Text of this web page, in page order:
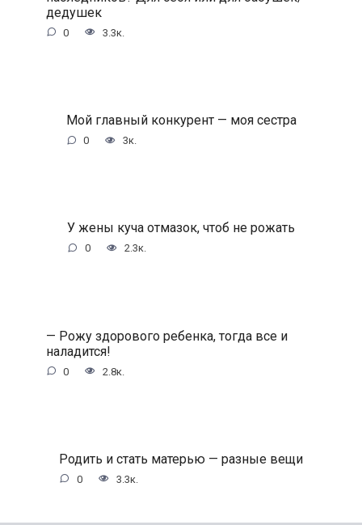
дедушек
0 3.3к.
Мой главный конкурент — моя сестра
0 3к.
У жены куча отмазок, чтоб не рожать
0 2.3к.
— Рожу здорового ребенка, тогда все и
наладится!
0 2.8к.
Родить и стать матерью — разные вещи
0 3.3к.